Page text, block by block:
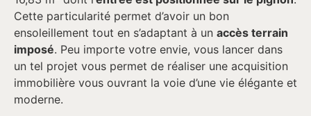
Cette particularité permet d’avoir un bon
ensoleillement tout en s’adaptant à un accès terrain
imposé. Peu importe votre envie, vous lancer dans
un tel projet vous permet de réaliser une acquisition
immobilière vous ouvrant la voie d’une vie élégante et
moderne.